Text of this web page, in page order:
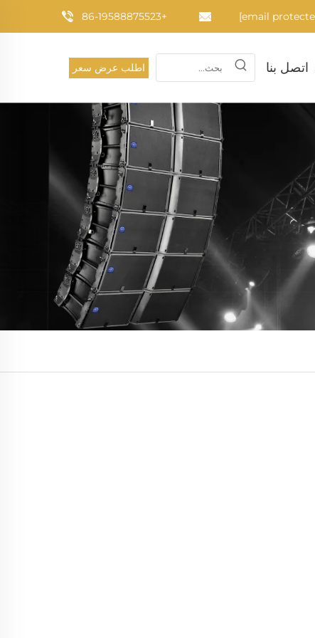
+86-19588875523
اتصل بنا اطلب عرض سعر